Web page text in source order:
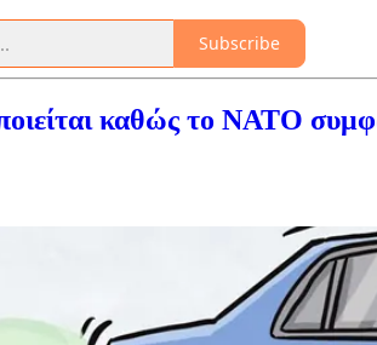
Subscribe
καθώς το ΝΑΤΟ